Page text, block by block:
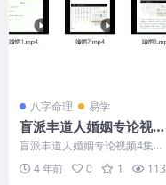
八字命理 易学
盲派丰道人婚姻专论视频
4集+文档
盲派丰道人婚姻专论视频4集
4 年前 0 1 113